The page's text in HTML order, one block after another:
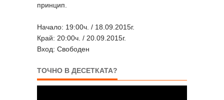
принцип.
Начало: 19:00ч. / 18.09.2015г.
Край: 20:00ч. / 20.09.2015г.
Вход: Свободен
ТОЧНО В ДЕСЕТКАТА?